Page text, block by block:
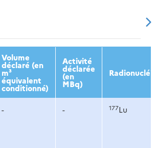
2014 2015 2016
Volume
déclaré (en
m³
équivalent
conditionné)
Activité
déclarée
(en
MBq)
- - 177Lu